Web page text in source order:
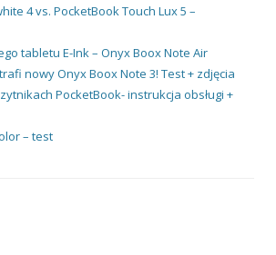
4 vs. PocketBook Touch Lux 5 –
tabletu E-Ink – Onyx Boox Note Air
nowy Onyx Boox Note 3! Test + zdjęcia
PocketBook- instrukcja obsługi +
– test